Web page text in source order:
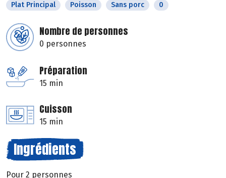
Plat Principal Poisson Sans porc 0
Nombre de personnes
0 personnes
Préparation
15 min
Cuisson
15 min
Ingrédients
Pour 2 personnes